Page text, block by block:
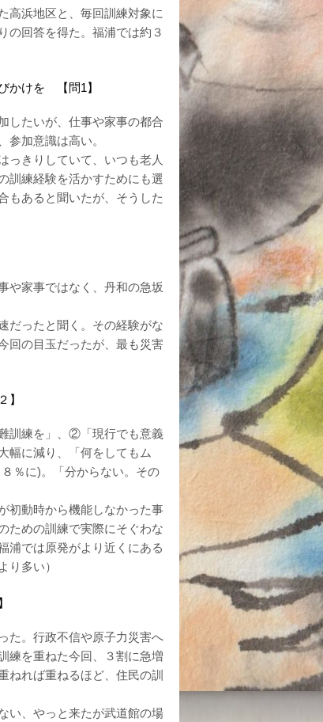
高浜地区と、毎回訓練対象に
の回答を得た。福浦では約３
かけを 【問1】
したいが、仕事や家事の都合
参加意識は高い。
っきりしていて、いつも老人
訓練経験を活かすためにも選
もあると聞いたが、そうした
や家事ではなく、丹和の急坂
だったと聞く。その経験がな
回の目玉だったが、最も災害
】
訓練を」、②「現行でも意義
幅に減り、「何をしてもム
％に)。「分からない。その
初動時から機能しなかった事
ための訓練で実際にそぐわな
浦では原発がより近くにある
り多い）
た。行政不信や原子力災害へ
練を重ねた今回、３割に急増
ねれば重ねるほど、住民の訓
い、やっと来たが武道館の場